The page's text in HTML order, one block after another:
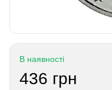
В наявності
436 грн